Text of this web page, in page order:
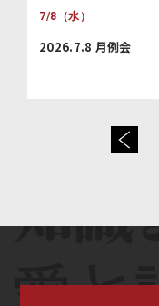
7/8（水）
2026.7.8 月例会